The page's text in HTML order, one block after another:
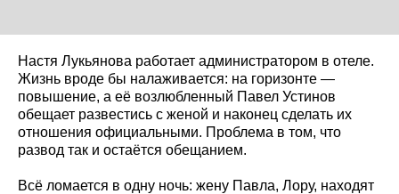
Настя Лукьянова работает администратором в отеле.
Жизнь вроде бы налаживается: на горизонте —
повышение, а её возлюбленный Павел Устинов
обещает развестись с женой и наконец сделать их
отношения официальными. Проблема в том, что
развод так и остаётся обещанием.
Всё ломается в одну ночь: жену Павла, Лору, находят